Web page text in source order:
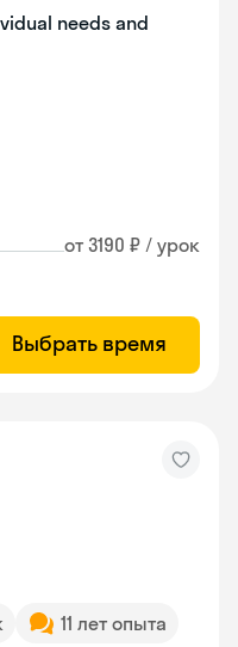
needs and
от 3190 ₽ / урок
Выбрать время
11 лет опыта